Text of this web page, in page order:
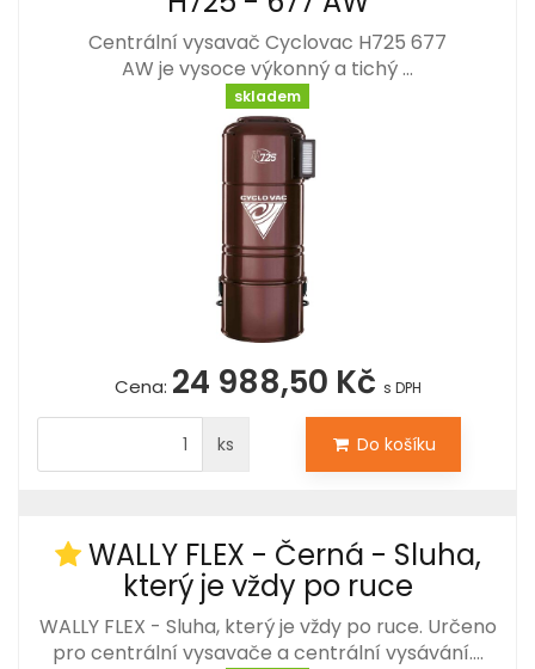
Centrální vysavač Cyclovac H725 677
AW je vysoce výkonný a tichý …
skladem
Cena: 24 988,50 Kč s DPH
ks Do košíku
WALLY FLEX - Černá - Sluha,
který je vždy po ruce
WALLY FLEX - Sluha, který je vždy po ruce. Určeno
pro centrální vysavače a centrální vysávání.…